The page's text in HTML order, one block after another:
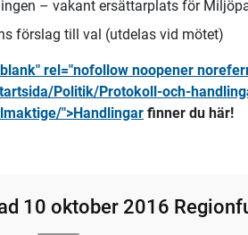
– vakant ersättarplats för
förslag till val (utdelas vid mötet)
rel="nofollow noopener
Politik/Protokoll-och-
">Handlingar finner du här!
10 oktober 2016